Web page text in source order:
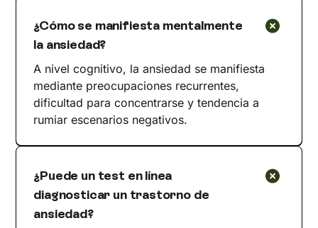
¿Cómo se manifiesta mentalmente
la ansiedad?
A nivel cognitivo, la ansiedad se manifiesta
mediante preocupaciones recurrentes,
dificultad para concentrarse y tendencia a
rumiar escenarios negativos.
¿Puede un test en línea
diagnosticar un trastorno de
ansiedad?